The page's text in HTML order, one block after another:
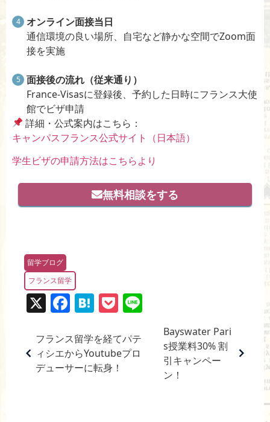
オンライン面接当日
通信環境の良い場所、自宅など静かな空間でZoom面
接を実施
面接後の流れ（従来通り）
France-Visasに登録後、予約した日時にフランス大使
館でビザ申請
詳細・公式案内はこちら：
キャンパスフランス公式サイト（日本語）
学生ビザの申請方法はこちらより
無料相談をする
留学ブログ
フランス留学
X F
a
c
e
b
H
at
e
n
a
P
o
ck
et
フランス留学を経てパテ
ィシエからYoutubeプロ
デューサーに転身！
Bayswater Pari
s授業料30% 割
引キャンペー
ン！